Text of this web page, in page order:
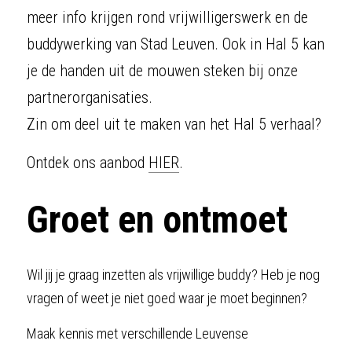
meer info krijgen rond vrijwilligerswerk en de
buddywerking van Stad Leuven. Ook in Hal 5 kan
je de handen uit de mouwen steken bij onze
partnerorganisaties.
Zin om deel uit te maken van het Hal 5 verhaal?
Ontdek ons aanbod HIER.
Groet en ontmoet
Wil jij je graag inzetten als vrijwillige buddy? Heb je nog
vragen of weet je niet goed waar je moet beginnen?
Maak kennis met verschillende Leuvense